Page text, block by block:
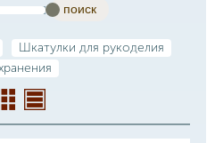
поиск
Шкатулки для рукоделия